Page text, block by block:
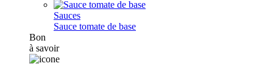
Sauces
Sauce tomate de base
Bon
à savoir